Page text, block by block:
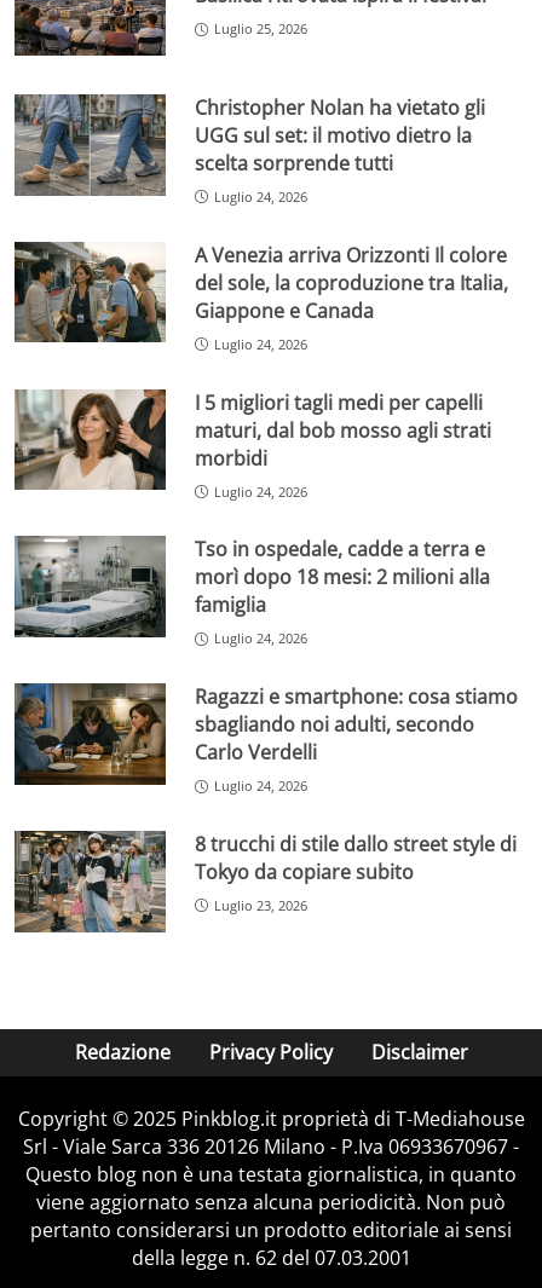
Luglio 25, 2026
Christopher Nolan ha vietato gli
UGG sul set: il motivo dietro la
scelta sorprende tutti
Luglio 24, 2026
A Venezia arriva Orizzonti Il colore
del sole, la coproduzione tra Italia,
Giappone e Canada
Luglio 24, 2026
I 5 migliori tagli medi per capelli
maturi, dal bob mosso agli strati
morbidi
Luglio 24, 2026
Tso in ospedale, cadde a terra e
morì dopo 18 mesi: 2 milioni alla
famiglia
Luglio 24, 2026
Ragazzi e smartphone: cosa stiamo
sbagliando noi adulti, secondo
Carlo Verdelli
Luglio 24, 2026
8 trucchi di stile dallo street style di
Tokyo da copiare subito
Luglio 23, 2026
Redazione Privacy Policy Disclaimer
Copyright © 2025 Pinkblog.it proprietà di T-Mediahouse
Srl - Viale Sarca 336 20126 Milano - P.Iva 06933670967 -
Questo blog non è una testata giornalistica, in quanto
viene aggiornato senza alcuna periodicità. Non può
pertanto considerarsi un prodotto editoriale ai sensi
della legge n. 62 del 07.03.2001